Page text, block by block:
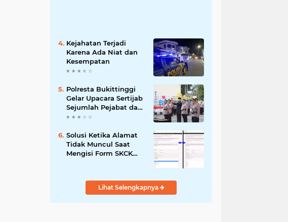
Kejahatan Terjadi
Karena Ada Niat dan
Kesempatan
Polresta Bukittinggi
Gelar Upacara Sertijab
Sejumlah Pejabat dan
laporan Kenaikan
Solusi Ketika Alamat
Tidak Muncul Saat
Mengisi Form SKCK
Lihat Selengkapnya